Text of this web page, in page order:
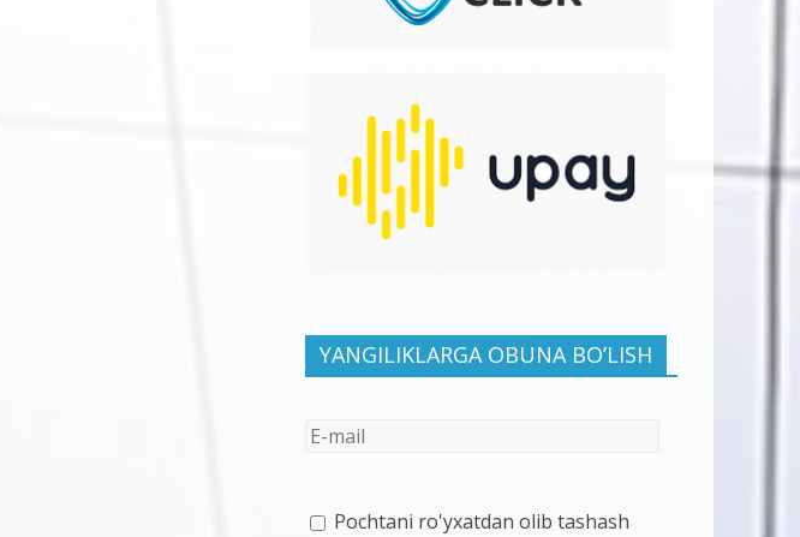
YANGILIKLARGA OBUNA BO’LISH
Pochtani ro'yxatdan olib tashash